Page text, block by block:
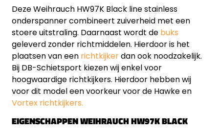
Deze Weihrauch HW97K Black line stainless
onderspanner combineert zuiverheid met een
stoere uitstraling. Daarnaast wordt de buks
geleverd zonder richtmiddelen. Hierdoor is het
plaatsen van een richtkijkerdan ook noodzakelijk.
Bij DB-Schietsport kiezen wij enkel voor
hoogwaardige richtkijkers. Hierdoor hebben wij
voor dit model een voorkeur voor de Hawke en
Vortex richtkijkers.
EIGENSCHAPPEN WEIHRAUCH HW97K BLACK